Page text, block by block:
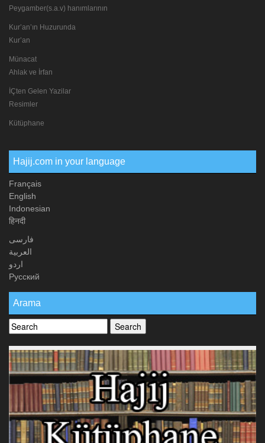
Peygamber(s.a.v) hanımlarının
Kur’an’ın Huzurunda
Kur’an
Münacat
Ahlak ve İrfan
İÇten Gelen Yazilar
Resimler
Kütüphane
Hajij.com in your language
Français
English
Indonesian
हिनदी
فارسی
العربیة
اردو
Русский
Arama